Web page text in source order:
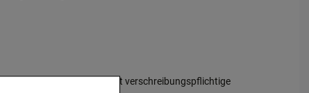
auch wenn es sich um nicht verschreibungspflichtige